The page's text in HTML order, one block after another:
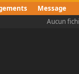
Message
Aucun